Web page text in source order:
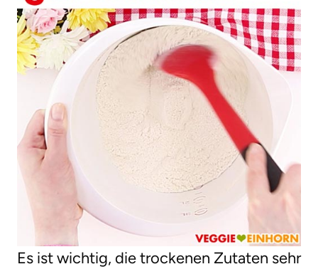
Es ist wichtig, die trockenen Zutaten sehr